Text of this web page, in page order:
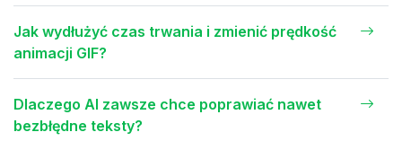
Jak wydłużyć czas trwania i zmienić prędkość
animacji GIF?
Dlaczego AI zawsze chce poprawiać nawet
bezbłędne teksty?